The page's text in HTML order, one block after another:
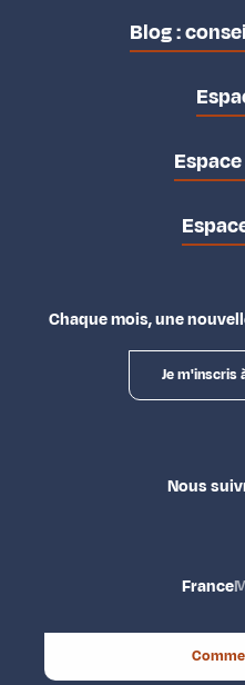
Blog :
Chaque mois, une
Je m'inscris
Nous
France